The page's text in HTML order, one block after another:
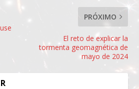
PRÓXIMO
El reto de explicar la
tormenta geomagnética de
mayo de 2024